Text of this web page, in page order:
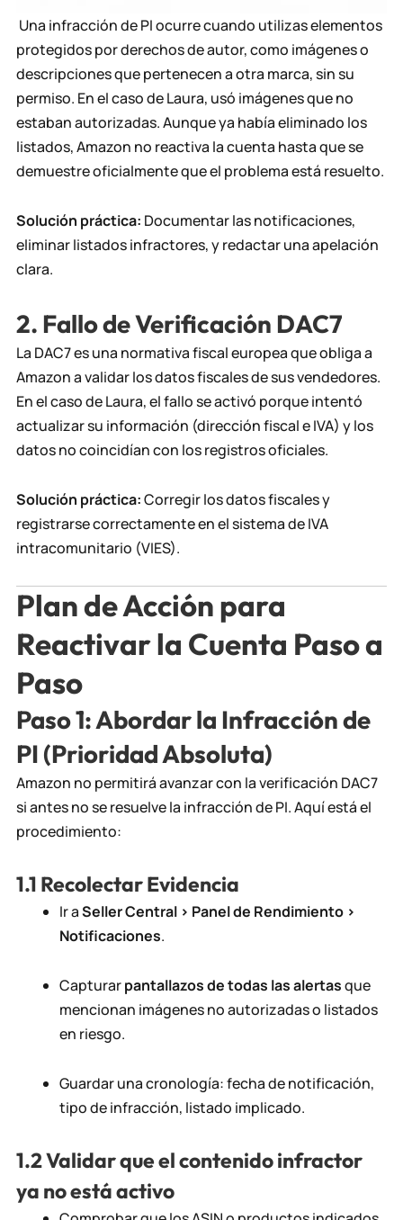
Una infracción de PI ocurre cuando utilizas elementos
protegidos por derechos de autor, como imágenes o
descripciones que pertenecen a otra marca, sin su
permiso. En el caso de Laura, usó imágenes que no
estaban autorizadas. Aunque ya había eliminado los
listados, Amazon no reactiva la cuenta hasta que se
demuestre oficialmente que el problema está resuelto.
Solución práctica: Documentar las notificaciones,
eliminar listados infractores, y redactar una apelación
clara.
2. Fallo de Verificación DAC7
La DAC7 es una normativa fiscal europea que obliga a
Amazon a validar los datos fiscales de sus vendedores.
En el caso de Laura, el fallo se activó porque intentó
actualizar su información (dirección fiscal e IVA) y los
datos no coincidían con los registros oficiales.
Solución práctica:Corregir los datos fiscales y
registrarse correctamente en el sistema de IVA
intracomunitario (VIES).
Plan de Acción para
Reactivar la Cuenta Paso a
Paso
Paso 1: Abordar la Infracción de
PI (Prioridad Absoluta)
Amazon no permitirá avanzar con la verificación DAC7
si antes no se resuelve la infracción de PI. Aquí está el
procedimiento:
1.1 Recolectar Evidencia
Ir aSeller Central > Panel de Rendimiento >
Notificaciones.
Capturarpantallazos de todas las alertasque
mencionan imágenes no autorizadas o listados
en riesgo.
Guardar una cronología: fecha de notificación,
tipo de infracción, listado implicado.
1.2 Validar que el contenido infractor
ya no está activo